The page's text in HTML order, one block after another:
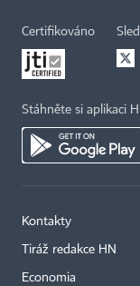
Certifikováno
Stáhněte si aplikaci
Kontakty
Tiráž redakce HN
Economia